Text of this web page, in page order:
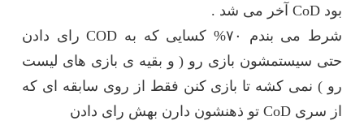
بود CoD آخر می شد .
شرط می بندم ۷۰% کسایی که به COD رای دادن
حتی سیستمشون بازی رو ( و بقیه ی بازی های لیست
رو ) نمی کشه تا بازی کنن فقط از روی سابقه ای که
از سری CoD تو ذهنشون دارن بهش رای دادن